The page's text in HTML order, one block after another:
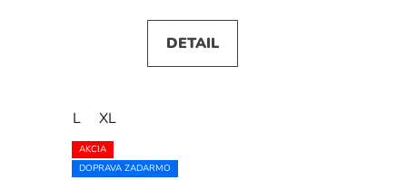
DETAIL
L XL
AKCIA
DOPRAVA ZADARMO